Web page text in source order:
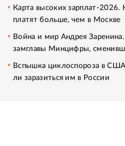
Карта высоких зарплат-2026.
платят больше, чем в Москве
Война и мир Андрея
замглавы Минцифры,
Вспышка циклоспороза в
ли заразиться им в России